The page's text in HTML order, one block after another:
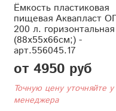
Ёмкость пластиковая
пищевая Аквапласт
200 л. горизонтальная
(88x55x66см;) -
арт.556045.17
от 4950 руб
Точную цену уточняйте у
менеджера